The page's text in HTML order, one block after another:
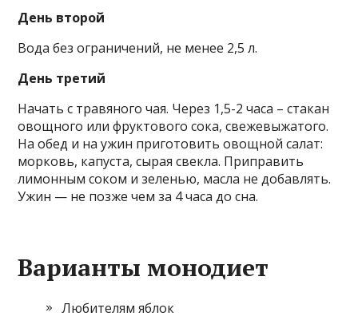
День второй
Вода без ограничений, не менее 2,5 л.
День третий
Начать с травяного чая. Через 1,5-2 часа – стакан
овощного или фруктового сока, свежевыжатого.
На обед и на ужин приготовить овощной салат:
морковь, капуста, сырая свекла. Приправить
лимонным соком и зеленью, масла не добавлять.
Ужин — не позже чем за 4 часа до сна.
Варианты монодиет
Любителям яблок